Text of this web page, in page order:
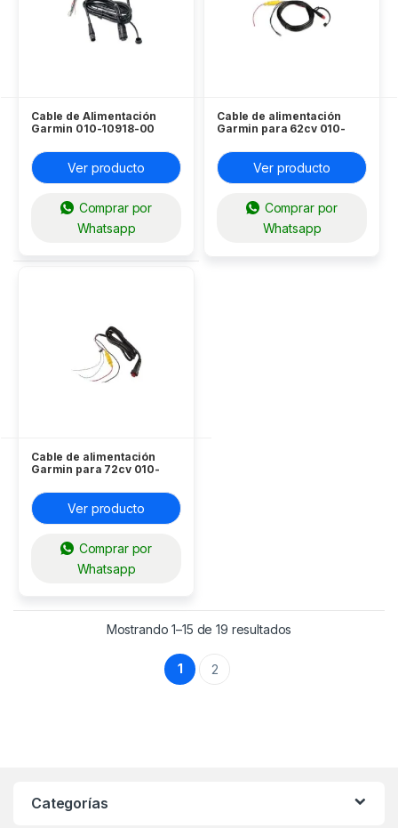
Cable de Alimentación
Garmin 010-10918-00
Ver producto
Comprar por
Whatsapp
Cable de alimentación
Garmin para 62cv 010-
Ver producto
Comprar por
Whatsapp
Cable de alimentación
Garmin para 72cv 010-
Ver producto
Comprar por
Whatsapp
Mostrando 1–15 de 19 resultados
1 2
Categorías